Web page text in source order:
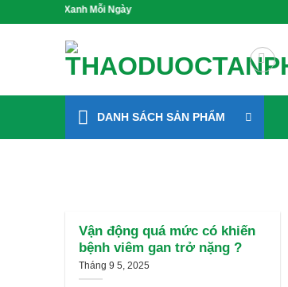
Sống Xanh Mỗi Ngày
DANH SÁCH SẢN PHẨM
Vận động quá mức có khiến
bệnh viêm gan trở nặng ?
Tháng 9 5, 2025